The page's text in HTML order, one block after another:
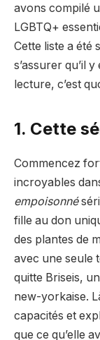
avons compilé
LGBTQ+
Cette liste a été
s’assurer qu’il
lecture, c’est
1. Cette
Commencez
incroyables
empoisonné
fille au don
des plantes de
avec une seule
quitte Briseis,
new-yorkaise.
capacités et
que ce qu’elle